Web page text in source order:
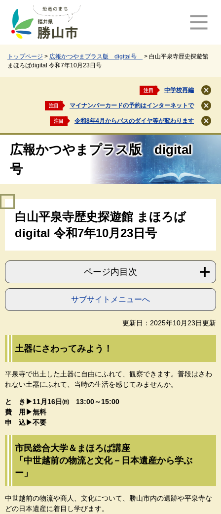
トップページ > 広報かつやまプラス版 digital号 > 白山平泉寺歴史探遊館
まほろばdigital 令和7年10月23日号
注目 中学校再編
閉
じ
る
注目 マイナンバーカードの予約はインターネットで
閉
じ
る
注目 令和8年4月からバスのダイヤ等が変わります
閉
じ
広報かつやまプラス版 digital
号
白山平泉寺歴史探遊館 まほろば
digital 令和7年10月23日号
ページ内目次
サブサイトメニューへ
更新日：2025年10月23日更新
土器にさわってみよう！
平泉寺で出土した土器に自由にふれて、観察できます。普段はさわ
れない土器にふれて、当時の生活を感じてみませんか。
と き▶11月16日㈰ 13:00～15:00
費 用▶無料
申 込▶不要
市民総合大学＆まほろば講座
「中世越前の物流と文化－日本遺産から学ぶ
ー」
中世越前の物流や商人、文化について、勝山市内の遺跡や平泉寺な
どの日本遺産に着目し学びます。​